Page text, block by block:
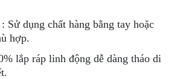
: Sử dụng chất hàng bằng tay hoặc
hợp.
lắp ráp linh động dễ dàng tháo di